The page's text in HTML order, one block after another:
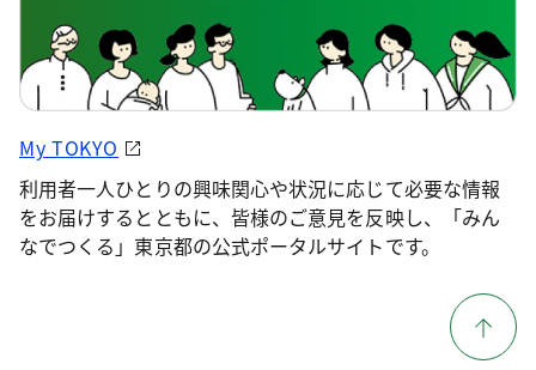
My TOKYO
利用者一人ひとりの興味関心や状況に応じて必要な情報
をお届けするとともに、皆様のご意見を反映し、「みん
なでつくる」東京都の公式ポータルサイトです。